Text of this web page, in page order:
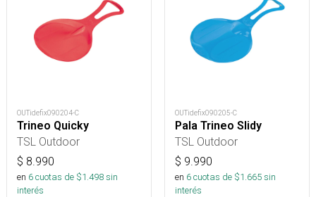
OUTidefix090204-C
Trineo Quicky
TSL Outdoor
$ 8.990
en 6cuotas de $1.498sin
interés
OUTidefix090205-C
Pala Trineo Slidy
TSL Outdoor
$ 9.990
en 6cuotas de $1.665sin
interés